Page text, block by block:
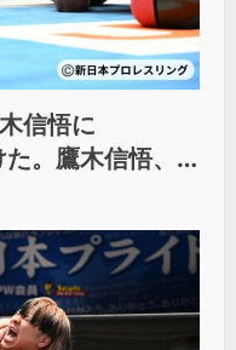
信悟に
。鷹木信悟、